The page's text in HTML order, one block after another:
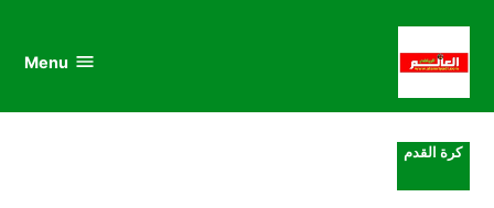
Menu
POSTED
كرة القدم